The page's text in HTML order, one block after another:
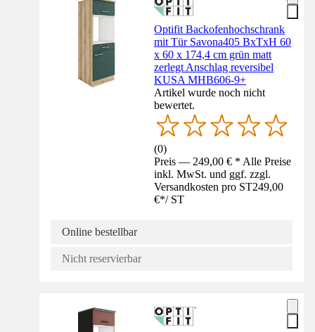
Optifit Backofenhochschrank
mit Tür Savona405 BxTxH 60
x 60 x 174,4 cm grün matt
zerlegt Anschlag reversibel
KUSA MHB606-9+
Artikel wurde noch nicht
bewertet.
(0)
Preis — 249,00 € * Alle Preise
inkl. MwSt. und ggf. zzgl.
Versandkosten pro ST249,00
€*/ ST
Online bestellbar
Nicht reservierbar